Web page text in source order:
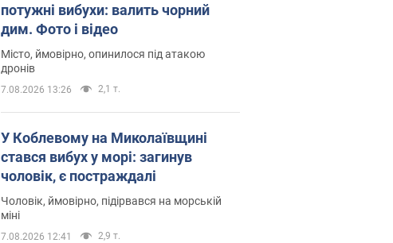
потужні вибухи: валить чорний
дим. Фото і відео
Місто, ймовірно, опинилося під атакою
дронів
7.08.2026 13:26 2,1 т.
У Коблевому на Миколаївщині
стався вибух у морі: загинув
чоловік, є постраждалі
Чоловік, ймовірно, підірвався на морській
міні
7.08.2026 12:41 2,9 т.